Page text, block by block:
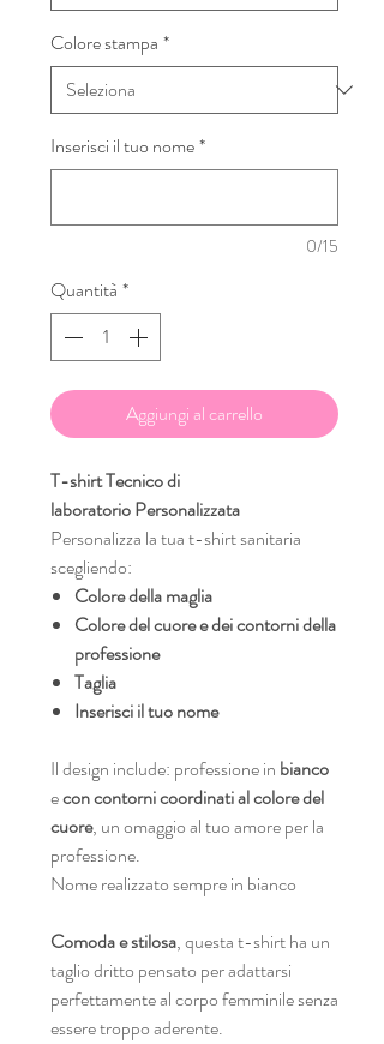
Colore stampa *
Inserisci il tuo nome*
0/15
Quantità *
Aggiungi al carrello
T-shirt Tecnico di
laboratorio Personalizzata
Personalizza la tua t-shirt sanitaria
scegliendo:
Colore della maglia
Colore del cuore e dei contorni della
professione
Taglia
Inserisci il tuo nome
Il design include: professione in bianco
econ contorni coordinati al colore del
cuore, un omaggio al tuo amore per la
professione.
Nome realizzato sempre in bianco
Comoda e stilosa, questa t-shirt ha un
taglio dritto pensato per adattarsi
perfettamente al corpo femminile senza
essere troppo aderente.